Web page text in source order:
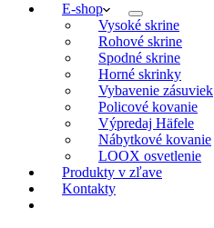
E-shop
Vysoké skrine
Rohové skrine
Spodné skrine
Horné skrinky
Vybavenie zásuviek
Policové kovanie
Výpredaj Häfele
Nábytkové kovanie
LOOX osvetlenie
Produkty v zľave
Kontakty